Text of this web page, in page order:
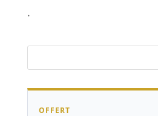
.
OFFERT